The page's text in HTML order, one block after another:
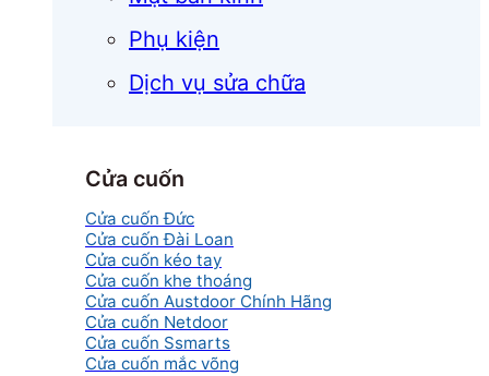
Phụ kiện
Dịch vụ sửa chữa
Cửa cuốn
Cửa cuốn Đức
Cửa cuốn Đài Loan
Cửa cuốn kéo tay
Cửa cuốn khe thoáng
Cửa cuốn Austdoor Chính Hãng
Cửa cuốn Netdoor
Cửa cuốn Ssmarts
Cửa cuốn mắc võng